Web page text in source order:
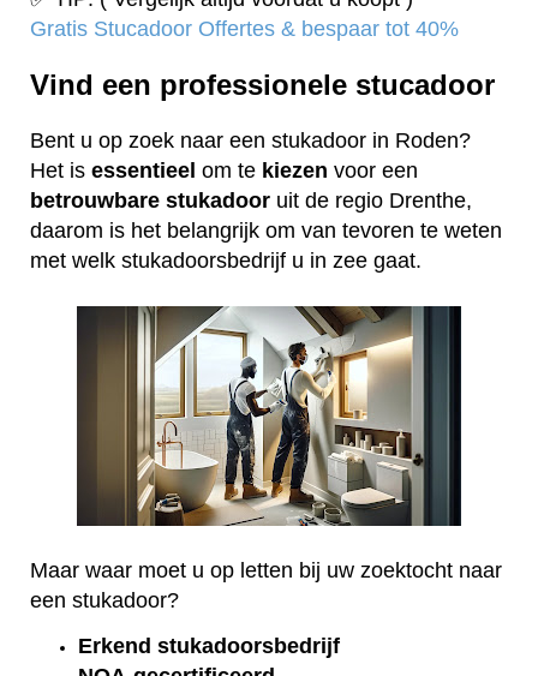
Gratis Stucadoor Offertes & bespaar tot 40%
Vind een professionele stucadoor
Bent u op zoek naar een stukadoor in Roden?
Het is essentieel om te kiezen voor een
betrouwbare stukadoor uit de regio Drenthe,
daarom is het belangrijk om van tevoren te weten
met welk stukadoorsbedrijf u in zee gaat.
Maar waar moet u op letten bij uw zoektocht naar
een stukadoor?
Erkend stukadoorsbedrijf